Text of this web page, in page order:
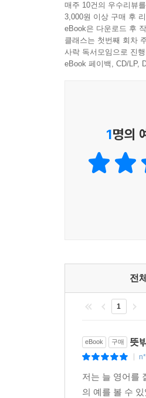
에필로그 92
영어는 사랑이다 :
Special thanks to 96
매주 10건의 우수리뷰
3,000원 이상 구매 후
eBook은 다운로드 후
클래스는 첫번째 회차
사락 독서모임으로 진
eBook 페이백, CD/LP,
1명의
전
1
eBook 구매 뜻
저는 늘 영어를
의 예를 볼 수